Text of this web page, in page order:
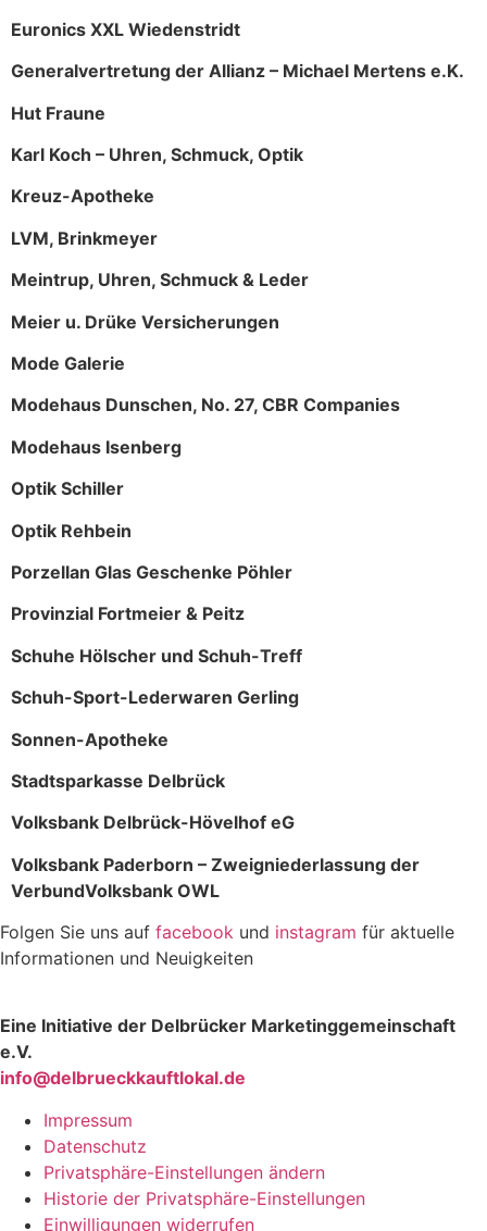
Euronics XXL Wiedenstridt
Generalvertretung der Allianz – Michael Mertens e.K.
Hut Fraune
Karl Koch – Uhren, Schmuck, Optik
Kreuz-Apotheke
LVM, Brinkmeyer
Meintrup, Uhren, Schmuck & Leder
Meier u. Drüke Versicherungen
Mode Galerie
Modehaus Dunschen, No. 27, CBR Companies
Modehaus Isenberg
Optik Schiller
Optik Rehbein
Porzellan Glas Geschenke Pöhler
Provinzial Fortmeier & Peitz
Schuhe Hölscher und Schuh-Treff
Schuh-Sport-Lederwaren Gerling
Sonnen-Apotheke
Stadtsparkasse Delbrück
Volksbank Delbrück-Hövelhof eG
Volksbank Paderborn – Zweigniederlassung der
VerbundVolksbank OWL
Folgen Sie uns auf facebook und instagram für aktuelle
Informationen und Neuigkeiten
Eine Initiative der Delbrücker Marketinggemeinschaft
e.V.
info@delbrueckkauftlokal.de
Impressum
Datenschutz
Privatsphäre-Einstellungen ändern
Historie der Privatsphäre-Einstellungen
Einwilligungen widerrufen